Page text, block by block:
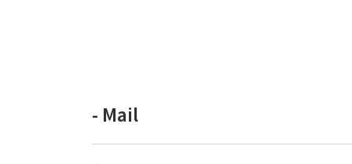
- Mail